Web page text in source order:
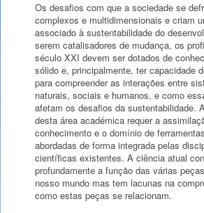
Os desafios com que a sociedade se
complexos e multidimensionais e criam
associado à sustentabilidade do
serem catalisadores de mudança, os
século XXI devem ser dotados de
sólido e, principalmente, ter capacidade
para compreender as interações entre
naturais, sociais e humanos, e como
afetam os desafios da sustentabilidade.
desta área académica requer a
conhecimento e o domínio de
abordadas de forma integrada pelas
científicas existentes. A ciência atual
profundamente a função das várias
nosso mundo mas tem lacunas na
como estas peças se relacionam.